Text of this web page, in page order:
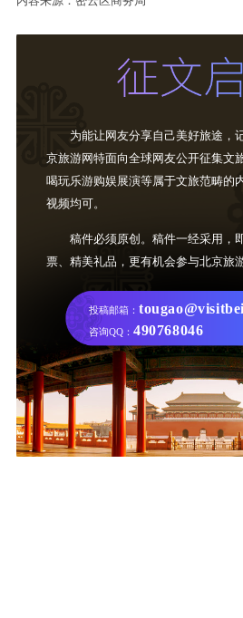
为能让网友分享自己美好旅途，
京旅游网特面向全球网友公开征集文
喝玩乐游购娱展演等属于文旅范畴的
视频均可。
稿件必须原创。稿件一经采用，
票、精美礼品，更有机会参与北京旅
投稿邮箱：
咨询QQ： 490768046